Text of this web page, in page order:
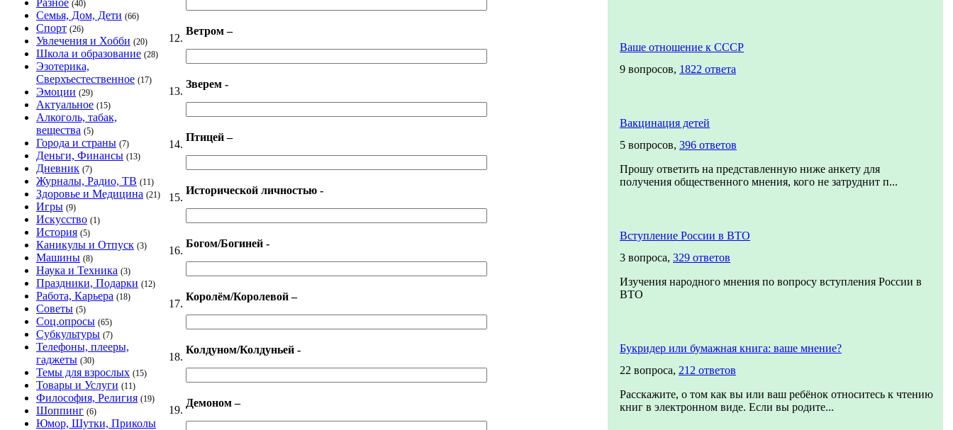
Разное (40)
Семья, Дом, Дети (66)
Спорт (26)
Увлечения и Хобби (20)
Школа и образование (28)
Эзотерика,
Сверхъестественное (17)
Эмоции (29)
Актуальное (15)
Алкоголь, табак,
вещества (5)
Города и страны (7)
Деньги, Финансы (13)
Дневник (7)
Журналы, Радио, ТВ (11)
Здоровье и Медицина (21)
Игры (9)
Искусство (1)
История (5)
Каникулы и Отпуск (3)
Машины (8)
Наука и Техника (3)
Праздники, Подарки (12)
Работа, Карьера (18)
Советы (5)
Соц.опросы (65)
Субкультуры (7)
Телефоны, плееры,
гаджеты (30)
Темы для взрослых (15)
Товары и Услуги (11)
Философия, Религия (19)
Шоппинг (6)
Юмор, Шутки, Приколы
12.
Ветром –
13.
Зверем -
14.
Птицей –
15.
Исторической личностью -
16.
Богом/Богиней -
17.
Королём/Королевой –
18.
Колдуном/Колдуньей -
19.
Демоном –
Ваше отношение к СССР
9 вопросов, 1822 ответа
Вакцинация детей
5 вопросов, 396 ответов
Прошу ответить на представленную ниже анкету для
получения общественного мнения, кого не затруднит п...
Вступление России в ВТО
3 вопроса, 329 ответов
Изучения народного мнения по вопросу вступления России в
ВТО
Букридер или бумажная книга: ваше мнение?
22 вопроса, 212 ответов
Расскажите, о том как вы или ваш ребёнок относитесь к чтению
книг в электронном виде. Если вы родите...